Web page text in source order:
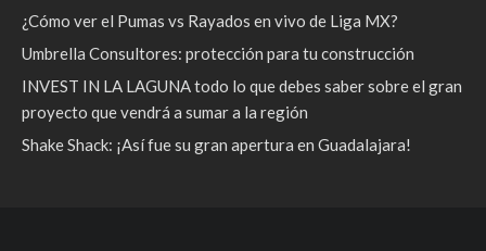
¿Cómo ver el Pumas vs Rayados en vivo de Liga MX?
Umbrella Consultores: protección para tu construcción
INVEST IN LA LAGUNA todo lo que debes saber sobre el gran
proyecto que vendrá a sumar a la región
Shake Shack: ¡Así fue su gran apertura en Guadalajara!